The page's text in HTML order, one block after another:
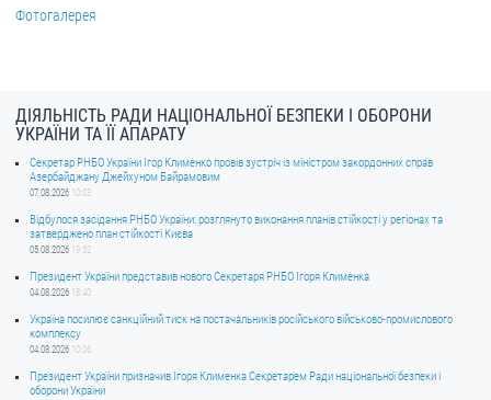
Фотогалерея
ДІЯЛЬНІСТЬ РАДИ НАЦІОНАЛЬНОЇ БЕЗПЕКИ І ОБОРОНИ
УКРАЇНИ ТА ЇЇ АПАРАТУ
Секретар РНБО України Ігор Клименко провів зустріч із міністром закордонних справ
Азербайджану Джейхуном Байрамовим
07.08.2026 10:03
Відбулося засідання РНБО України: розглянуто виконання планів стійкості у регіонах та
затверджено план стійкості Києва
05.08.2026 19:52
Президент України представив нового Секретаря РНБО Ігоря Клименка
04.08.2026 18:40
Україна посилює санкційний тиск на постачальників російського військово-промислового
комплексу
04.08.2026 10:06
Президент України призначив Ігоря Клименка Секретарем Ради національної безпеки і
оборони України